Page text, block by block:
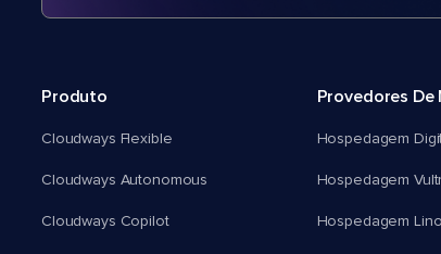
Produto
Cloudways Flexible
Cloudways Autonomous
Cloudways Copilot
Provedores De
Hospedagem
Hospedagem
Hospedagem